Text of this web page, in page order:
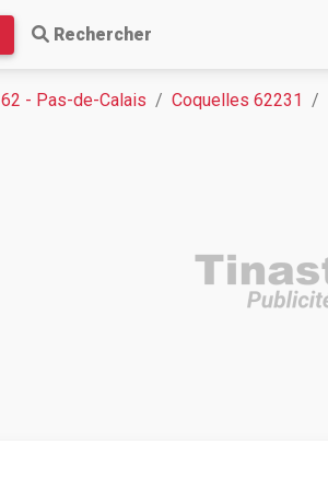
Rechercher
62 - Pas-de-Calais Coquelles 62231